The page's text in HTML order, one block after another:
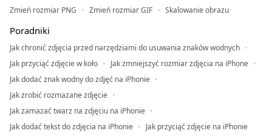
Zmień rozmiar PNG
Zmień rozmiar GIF Skalowanie obrazu
Poradniki
Jak chronić zdjęcia przed narzędziami do usuwania znaków wodnych
Jak przyciąć zdjęcie w koło
Jak zmniejszyć rozmiar zdjęcia na iPhone
Jak dodać znak wodny do zdjęć na iPhonie
Jak zrobić rozmazane zdjęcie
Jak zamazać twarz na zdjęciu na iPhonie
Jak dodać tekst do zdjęcia na iPhonie
Jak przyciąć zdjęcie na iPhonie